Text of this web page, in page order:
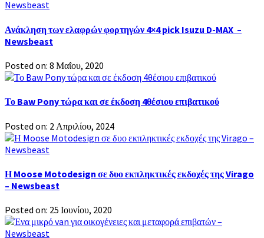
Ανάκληση των ελαφρών φορτηγών 4×4 pick Isuzu D-MAX –
Newsbeast
Posted on: 8 Μαΐου, 2020
Το Baw Pony τώρα και σε έκδοση 4θέσιου επιβατικού
Posted on: 2 Απριλίου, 2024
Η Moose Motodesign σε δυο εκπληκτικές εκδοχές της Virago
– Newsbeast
Posted on: 25 Ιουνίου, 2020